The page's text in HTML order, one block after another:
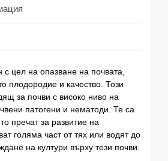
цел на опазване на почвата,
плодородие и качество. Този
за почви с високо ниво на
патогени и нематоди. Те са
пречат за развитие на
голяма част от тях или водят до
на култури върху тези почви.